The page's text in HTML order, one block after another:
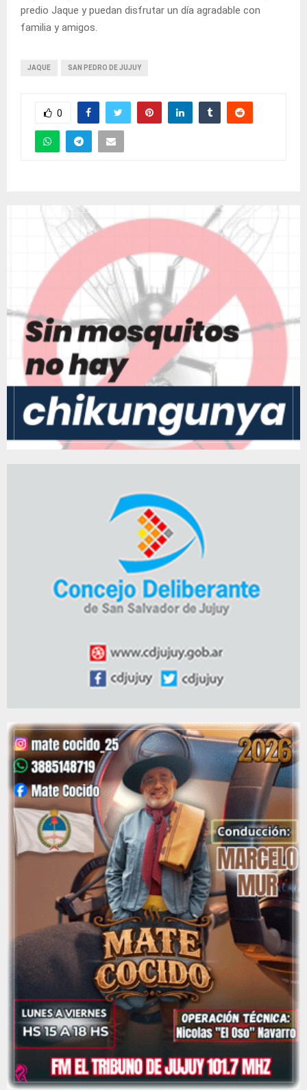
predio Jaque y puedan disfrutar un día agradable con
familia y amigos.
JAQUE SAN PEDRO DE JUJUY
0